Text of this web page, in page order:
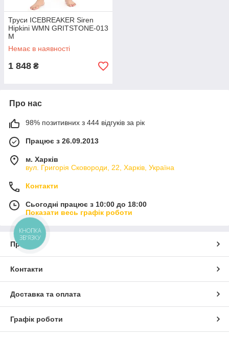
Труси ICEBREAKER Siren
Hipkini WMN GRITSTONE-013
M
Немає в наявності
1 848 ₴
Про нас
98% позитивних з 444 відгуків за рік
Працює з 26.09.2013
м. Харків
вул. Григорія Сковороди, 22, Харків, Україна
Контакти
Сьогодні працює з 10:00 до 18:00
Показати весь графік роботи
Про нас
Контакти
Доставка та оплата
Графік роботи
КНОПКА
ЗВ'ЯЗКУ